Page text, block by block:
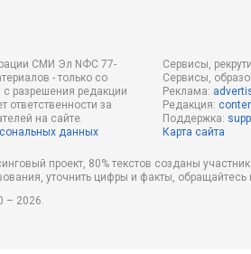
СМИ Эл NФС 77-
- только со
, с разрешения редакции
ответственности за
на сайте.
данных
Сервисы,
Сервисы,
Реклама:
Редакция:
Поддержка:
Карта сайта
проект, 80% текстов созданы
уточнить цифры и факты,
– 2026.